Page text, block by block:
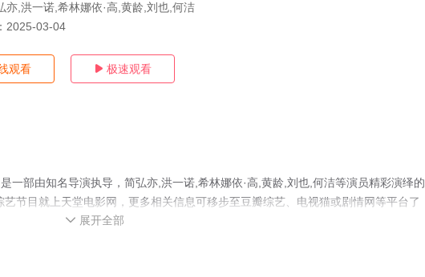
亦,洪一诺,希林娜依·高,黄龄,刘也,何洁
2025-03-04
观看  极速观看
一部由知名导演执导，简弘亦,洪一诺,希林娜依·高,黄龄,刘也,何洁等演员精彩演绎的
节目就上天堂电影网，更多相关信息可移步至豆瓣综艺、电视猫或剧情网等平台了
 展开全部